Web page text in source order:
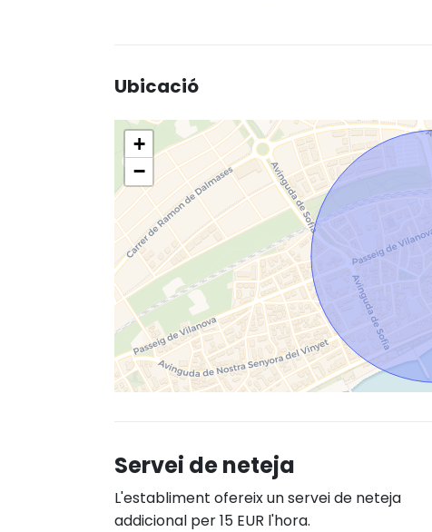
Ubicació
+
−
Servei de neteja
L'establiment ofereix un servei de neteja
addicional per 15 EUR l'hora.